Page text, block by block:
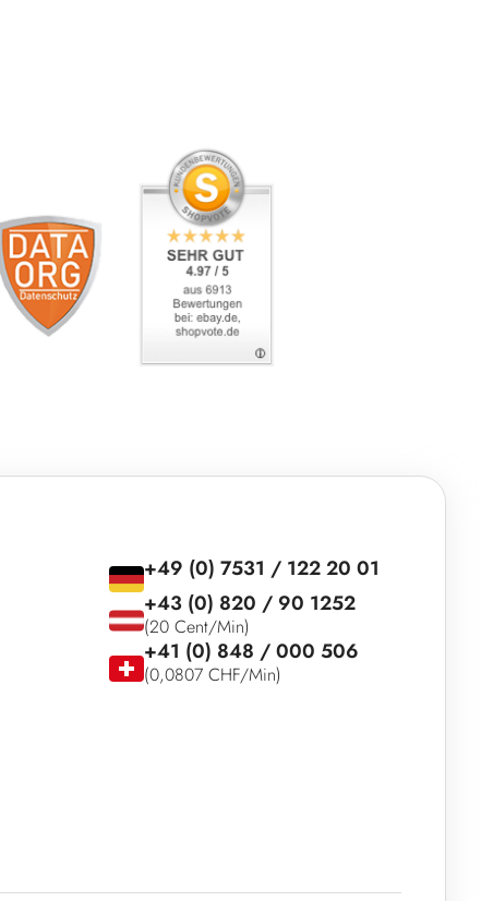
+49 (0) 7531 / 122 20 01
+43 (0) 820 / 90 1252
(20 Cent/Min)
+41 (0) 848 / 000 506
(0,0807 CHF/Min)